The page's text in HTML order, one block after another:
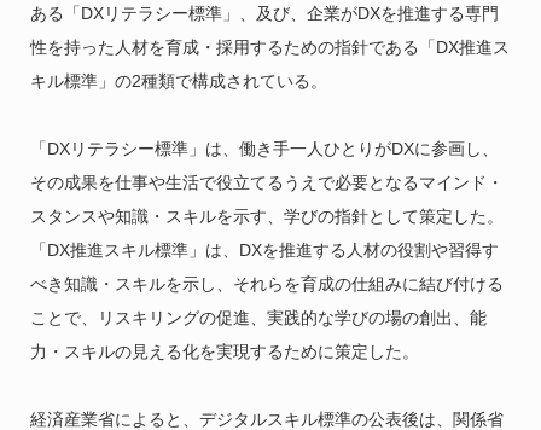
ある「DXリテラシー標準」、及び、企業がDXを推進する専門
性を持った人材を育成・採用するための指針である「DX推進ス
キル標準」の2種類で構成されている。
「DXリテラシー標準」は、働き手一人ひとりがDXに参画し、
その成果を仕事や生活で役立てるうえで必要となるマインド・
スタンスや知識・スキルを示す、学びの指針として策定した。
「DX推進スキル標準」は、DXを推進する人材の役割や習得す
べき知識・スキルを示し、それらを育成の仕組みに結び付ける
ことで、リスキリングの促進、実践的な学びの場の創出、能
力・スキルの見える化を実現するために策定した。
経済産業省によると、デジタルスキル標準の公表後は、関係省